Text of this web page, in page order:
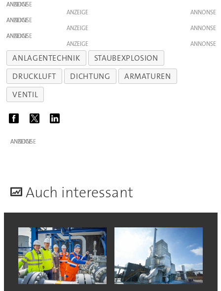
ANZEIGE
ANZEIGE
ANZEIGE
ANZEIGE
ANZEIGE
ANZEIGE
ANLAGENTECHNIK
STAUBEXPLOSION
DRUCKLUFT
DICHTUNG
ARMATUREN
VENTIL
ANZEIGE
Auch interessant